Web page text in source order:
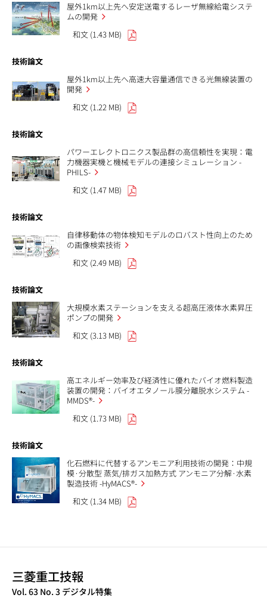
屋外1km以上先へ安定送電するレーザ無線給電システ
ムの開発
和文 (1.43 MB)
技術論文
屋外1km以上先へ高速大容量通信できる光無線装置の
開発
和文 (1.22 MB)
技術論文
パワーエレクトロニクス製品群の高信頼性を実現：電
力機器実機と機械モデルの連接シミュレーション -
PHILS-
和文 (1.47 MB)
技術論文
自律移動体の物体検知モデルのロバスト性向上のため
の画像検索技術
和文 (2.49 MB)
技術論文
大規模水素ステーションを支える超高圧液体水素昇圧
ポンプの開発
和文 (3.13 MB)
技術論文
高エネルギー効率及び経済性に優れたバイオ燃料製造
装置の開発：バイオエタノール膜分離脱水システム -
MMDS®-
和文 (1.73 MB)
技術論文
化石燃料に代替するアンモニア利用技術の開発：中規
模·分散型 蒸気/排ガス加熱方式 アンモニア分解·水素
製造技術 -HyMACS®-
和文 (1.34 MB)
三菱重工技報
Vol. 63 No. 3 デジタル特集